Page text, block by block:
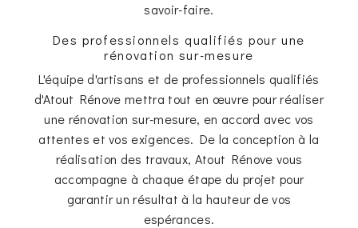
savoir-faire.
Des professionnels qualifiés pour une
rénovation sur-mesure
L'équipe d'artisans et de professionnels qualifiés
d'Atout Rénove mettra tout en œuvre pour réaliser
une rénovation sur-mesure, en accord avec vos
attentes et vos exigences. De la conception à la
réalisation des travaux, Atout Rénove vous
accompagne à chaque étape du projet pour
garantir un résultat à la hauteur de vos
espérances.